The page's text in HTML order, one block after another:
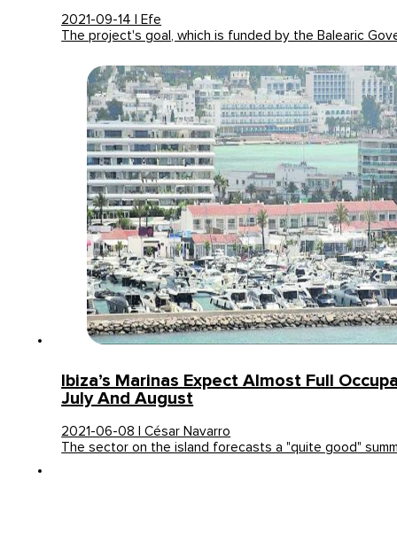
2021-09-14 | Efe
The project's goal, which is funded by the Balearic
Ibiza’s Marinas Expect Almost Full
July And August
2021-06-08 | César Navarro
The sector on the island forecasts a "quite good"